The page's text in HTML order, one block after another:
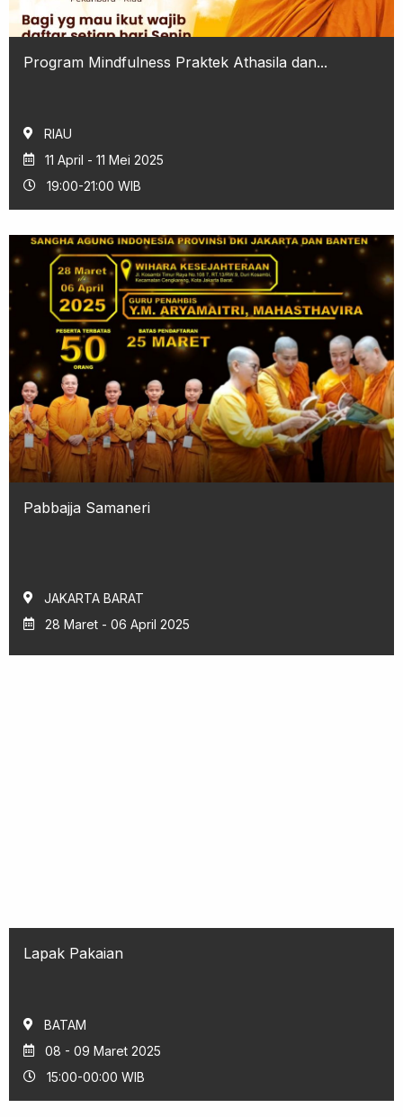
Program Mindfulness Praktek Athasila dan...
RIAU
11 April - 11 Mei 2025
19:00-21:00 WIB
Pabbajja Samaneri
JAKARTA BARAT
28 Maret - 06 April 2025
Lapak Pakaian
BATAM
08 - 09 Maret 2025
15:00-00:00 WIB